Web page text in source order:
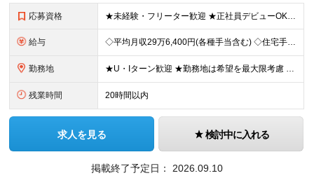
応募資格 ★未経験・フリーター歓迎 ★正社員デビューOK ★学歴不問 ＼人柄採用を実施中です！／ しっかりと研修できる体制が整っているので、 スキルや経歴は重視していません。 だけど、誰でもいいわけじゃあり
給与 ◇平均月収29万6,400円(各種手当含む) ◇住宅手当⇒最大家賃の半額支給 ◇賞与年2回支給 ■月給22万5,000円以上＋地域手当＋時間外手当＋住宅手当＋家族手当 ※経験やスキルに応じて給与を
勤務地 ★U・Iターン歓迎 ★勤務地は希望を最大限考慮 ★自宅の近くで働きたい方にもピッタリ！ 下記「急募エリア」の家電量販店内、「PCコーナー」にて勤務いただきます。 ▼▼▼急募エリア▼▼▼ ……………
残業時間 20時間以内
求人を見る 検討中に入れる
掲載終了予定日： 2026.09.10